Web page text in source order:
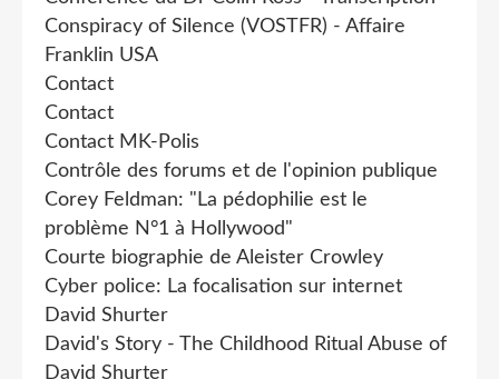
Conspiracy of Silence (VOSTFR) - Affaire
Franklin USA
Contact
Contact
Contact MK-Polis
Contrôle des forums et de l'opinion publique
Corey Feldman: "La pédophilie est le
problème N°1 à Hollywood"
Courte biographie de Aleister Crowley
Cyber police: La focalisation sur internet
David Shurter
David's Story - The Childhood Ritual Abuse of
David Shurter